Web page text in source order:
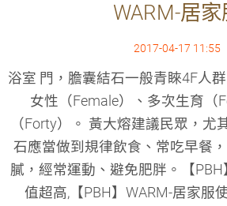
WARM-居家
2017-04-17 11:55
浴室 門，膽囊結石一般青睞4F人
女性（Female）、多次生育（
（Forty）。 黃大熔建議民眾，尤
石應當做到規律飲食、常吃早餐
膩，經常運動、避免肥胖。【PBH
值超高,【PBH】WARM-居家服